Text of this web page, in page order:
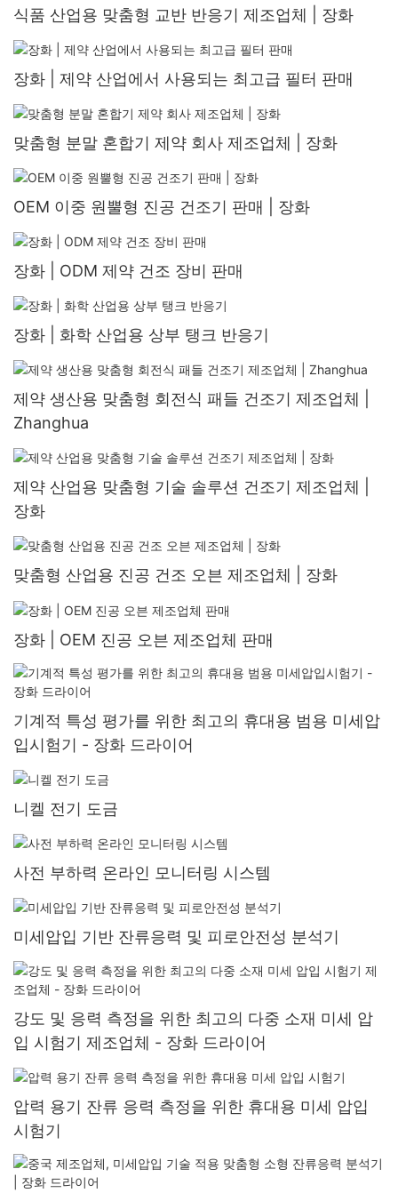
식품 산업용 맞춤형 교반 반응기 제조업체 | 장화
장화 | 제약 산업에서 사용되는 최고급 필터 판매
맞춤형 분말 혼합기 제약 회사 제조업체 | 장화
OEM 이중 원뿔형 진공 건조기 판매 | 장화
장화 | ODM 제약 건조 장비 판매
장화 | 화학 산업용 상부 탱크 반응기
제약 생산용 맞춤형 회전식 패들 건조기 제조업체 |
Zhanghua
제약 산업용 맞춤형 기술 솔루션 건조기 제조업체 |
장화
맞춤형 산업용 진공 건조 오븐 제조업체 | 장화
장화 | OEM 진공 오븐 제조업체 판매
기계적 특성 평가를 위한 최고의 휴대용 범용 미세압
입시험기 - 장화 드라이어
니켈 전기 도금
사전 부하력 온라인 모니터링 시스템
미세압입 기반 잔류응력 및 피로안전성 분석기
강도 및 응력 측정을 위한 최고의 다중 소재 미세 압
입 시험기 제조업체 - 장화 드라이어
압력 용기 잔류 응력 측정을 위한 휴대용 미세 압입
시험기